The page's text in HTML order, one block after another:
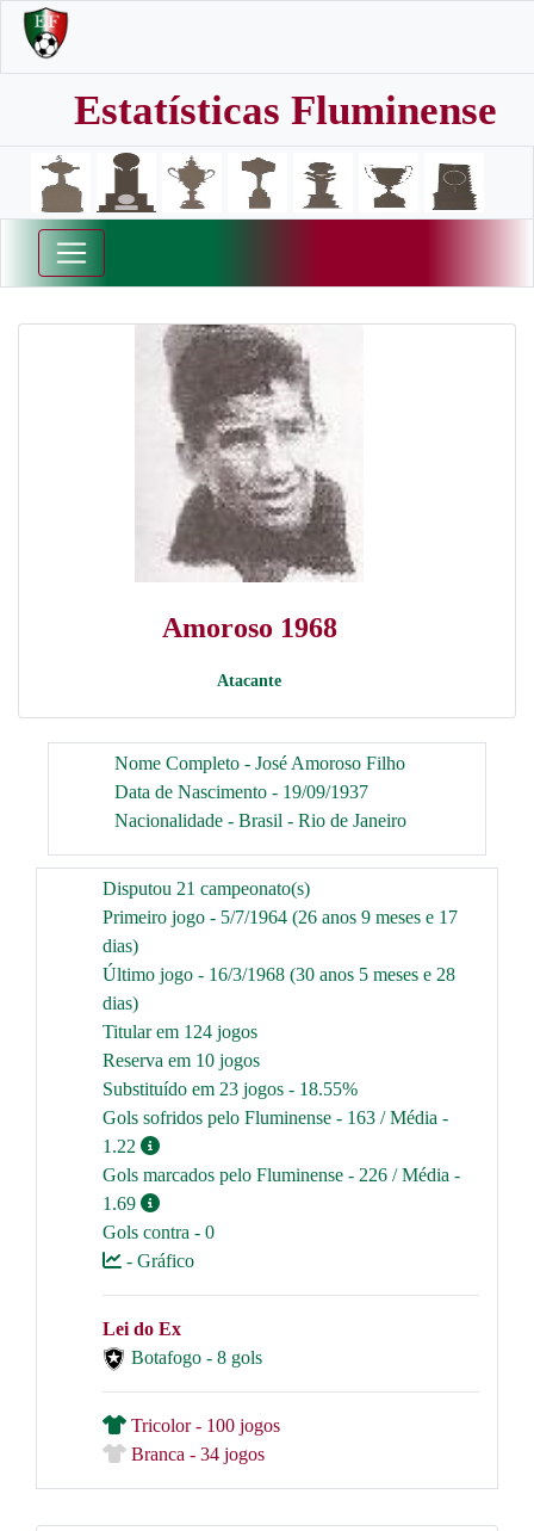
Estatísticas Fluminense
Amoroso 1968
Atacante
Nome Completo - José Amoroso Filho
Data de Nascimento - 19/09/1937
Nacionalidade - Brasil - Rio de Janeiro
Disputou 21 campeonato(s)
Primeiro jogo - 5/7/1964 (26 anos 9 meses e 17
dias)
Último jogo - 16/3/1968 (30 anos 5 meses e 28
dias)
Titular em 124 jogos
Reserva em 10 jogos
Substituído em 23 jogos - 18.55%
Gols sofridos pelo Fluminense - 163 / Média -
1.22
Gols marcados pelo Fluminense - 226 / Média -
1.69
Gols contra - 0
- Gráfico
Lei do Ex
Botafogo - 8 gols
Tricolor - 100 jogos
Branca - 34 jogos